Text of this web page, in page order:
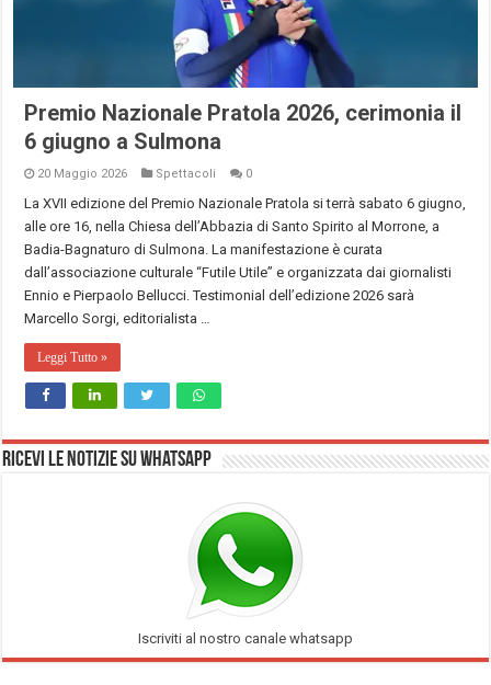
Premio Nazionale Pratola 2026, cerimonia il
6 giugno a Sulmona
20 Maggio 2026 Spettacoli 0
La XVII edizione del Premio Nazionale Pratola si terrà sabato 6 giugno,
alle ore 16, nella Chiesa dell’Abbazia di Santo Spirito al Morrone, a
Badia-Bagnaturo di Sulmona. La manifestazione è curata
dall’associazione culturale “Futile Utile” e organizzata dai giornalisti
Ennio e Pierpaolo Bellucci. Testimonial dell’edizione 2026 sarà
Marcello Sorgi, editorialista …
Leggi Tutto »
Ricevi le notizie su Whatsapp
Iscriviti al nostro canale whatsapp